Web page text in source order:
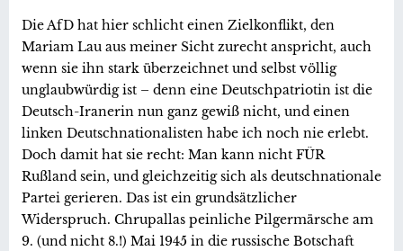
Die AfD hat hier schlicht einen Zielkonflikt, den
Mariam Lau aus meiner Sicht zurecht anspricht, auch
wenn sie ihn stark überzeichnet und selbst völlig
unglaubwürdig ist – denn eine Deutschpatriotin ist die
Deutsch-Iranerin nun ganz gewiß nicht, und einen
linken Deutschnationalisten habe ich noch nie erlebt.
Doch damit hat sie recht: Man kann nicht FÜR
Rußland sein, und gleichzeitig sich als deutschnationale
Partei gerieren. Das ist ein grundsätzlicher
Widerspruch. Chrupallas peinliche Pilgermärsche am
9. (und nicht 8.!) Mai 1945 in die russische Botschaft